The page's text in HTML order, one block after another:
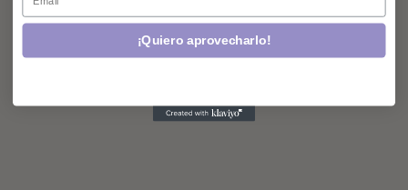
¡Quiero aprovecharlo!